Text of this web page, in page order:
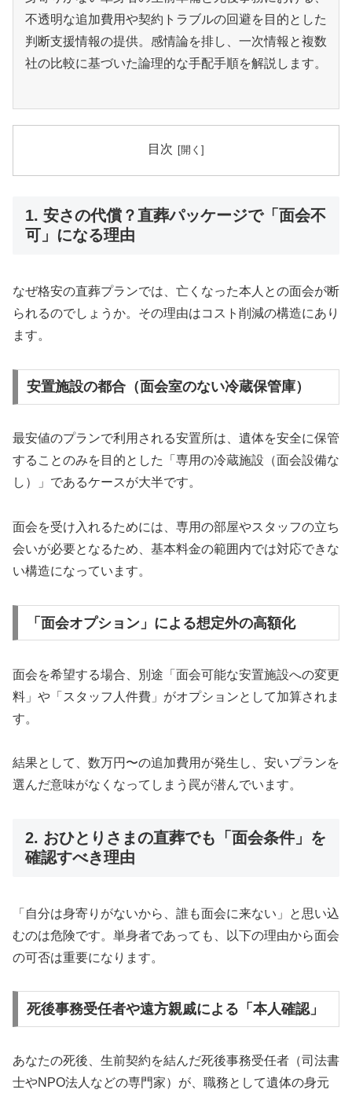
不透明な追加費用や契約トラブルの回避を目的とした
判断支援情報の提供。感情論を排し、一次情報と複数
社の比較に基づいた論理的な手配手順を解説します。
目次
1. 安さの代償？直葬パッケージで「面会不
可」になる理由
なぜ格安の直葬プランでは、亡くなった本人との面会が断
られるのでしょうか。その理由はコスト削減の構造にあり
ます。
安置施設の都合（面会室のない冷蔵保管庫）
最安値のプランで利用される安置所は、遺体を安全に保管
することのみを目的とした「専用の冷蔵施設（面会設備な
し）」であるケースが大半です。
面会を受け入れるためには、専用の部屋やスタッフの立ち
会いが必要となるため、基本料金の範囲内では対応できな
い構造になっています。
「面会オプション」による想定外の高額化
面会を希望する場合、別途「面会可能な安置施設への変更
料」や「スタッフ人件費」がオプションとして加算されま
す。
結果として、数万円〜の追加費用が発生し、安いプランを
選んだ意味がなくなってしまう罠が潜んでいます。
2. おひとりさまの直葬でも「面会条件」を
確認すべき理由
「自分は身寄りがないから、誰も面会に来ない」と思い込
むのは危険です。単身者であっても、以下の理由から面会
の可否は重要になります。
死後事務受任者や遠方親戚による「本人確認」
あなたの死後、生前契約を結んだ死後事務受任者（司法書
士やNPO法人などの専門家）が、職務として遺体の身元